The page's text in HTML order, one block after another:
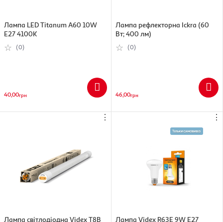
Лампа LED Titanum А60 10W
E27 4100K
(0)
40,00грн
Лампа рефлекторна Ickra (60
Вт; 400 лм)
(0)
46,00грн
⋮
Лампа світлодіодна Videx T8B
⋮
Лампа Videx R63Е 9W E27